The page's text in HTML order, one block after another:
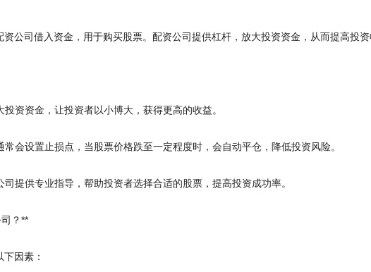
资公司借入资金，用于购买股票。配资公司提供杠杆，放大投资资金，从而提高投
资资金，让投资者以小博大，获得更高的收益。
常会设置止损点，当股票价格跌至一定程度时，会自动平仓，降低投资风险。
提供专业指导，帮助投资者选择合适的股票，提高投资成功率。
？**
因素：